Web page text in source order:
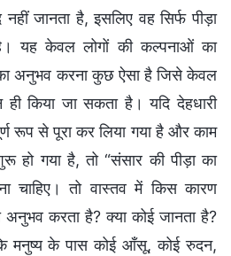
जानता है, इसलिए वह सिर्फ पीड़ा
यह केवल लोगों की कल्पनाओं का
का अनुभव करना कुछ ऐसा है जिसे केवल
किया जा सकता है। यदि देहधारी
रूप से पूरा कर लिया गया है और काम
हो गया है, तो “संसार की पीड़ा का
चाहिए। तो वास्तव में किस कारण
अनुभव करता है? क्या कोई जानता है?
मनुष्य के पास कोई आँसू, कोई रुदन,